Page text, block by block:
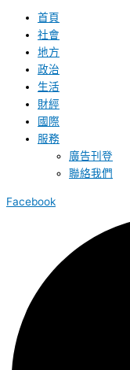
首頁
社會
地方
政治
生活
財經
國際
服務
廣告刊登
聯絡我們
Facebook